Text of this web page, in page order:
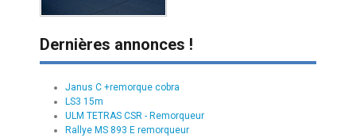
Dernières annonces !
Janus C +remorque cobra
LS3 15m
ULM TETRAS CSR - Remorqueur
Rallye MS 893 E remorqueur